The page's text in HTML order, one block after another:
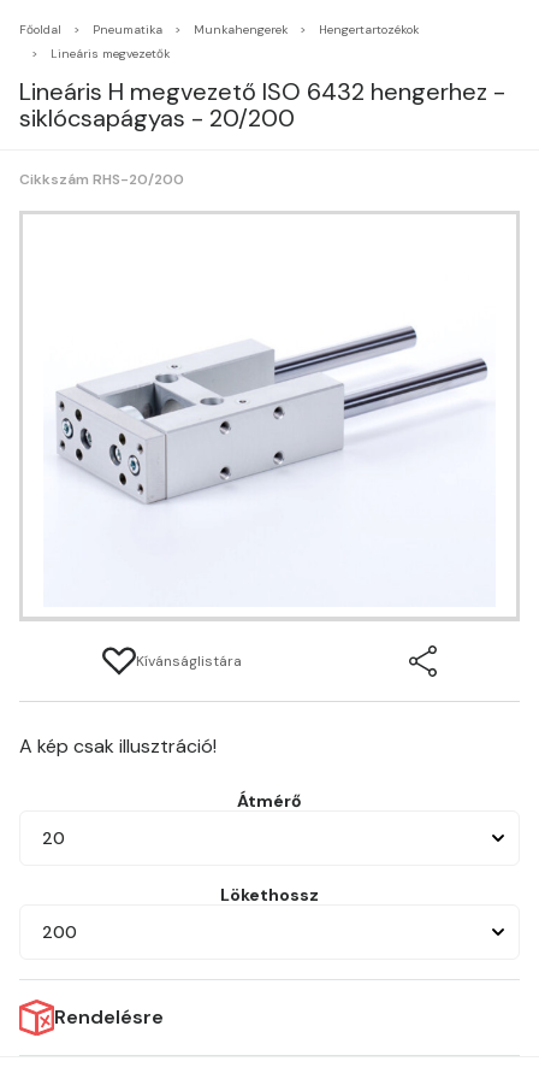
Főoldal Pneumatika Munkahengerek
Hengertartozékok
Lineáris megvezetők
Lineáris H megvezető ISO 6432 hengerhez -
siklócsapágyas - 20/200
Cikkszám RHS-20/200
Kívánságlistára
A kép csak illusztráció!
Átmérő
20
Lökethossz
200
Rendelésre